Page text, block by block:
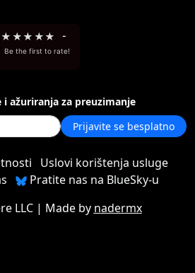
★ ★★ ★★ -
Be the first to rate!
i ažuriranja za preuzimanje
Prijavite se besplatno
Uslovi korištenja usluge
Pratite nas na BlueSky-u
LLC| Made by nadermx